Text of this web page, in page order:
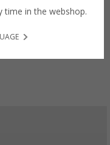
time in the webshop.